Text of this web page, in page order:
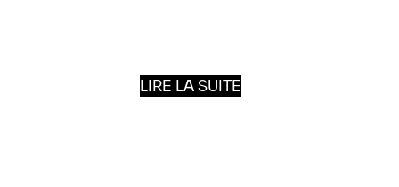
LIRE LA SUITE